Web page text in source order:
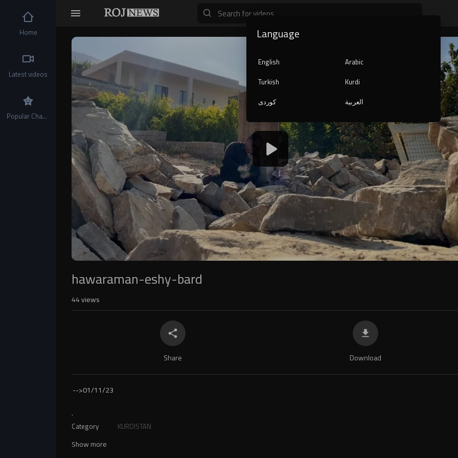
Video
Player
1080p
720p
360p
240p
auto
hawaraman-eshy-bard
44views
Share Download
-->01/11/23
.
Category KURDISTAN
Show more
Home
Latest videos
Popular Channels
Language
English
Arabic
Turkish
Kurdi
کوردی
العربية